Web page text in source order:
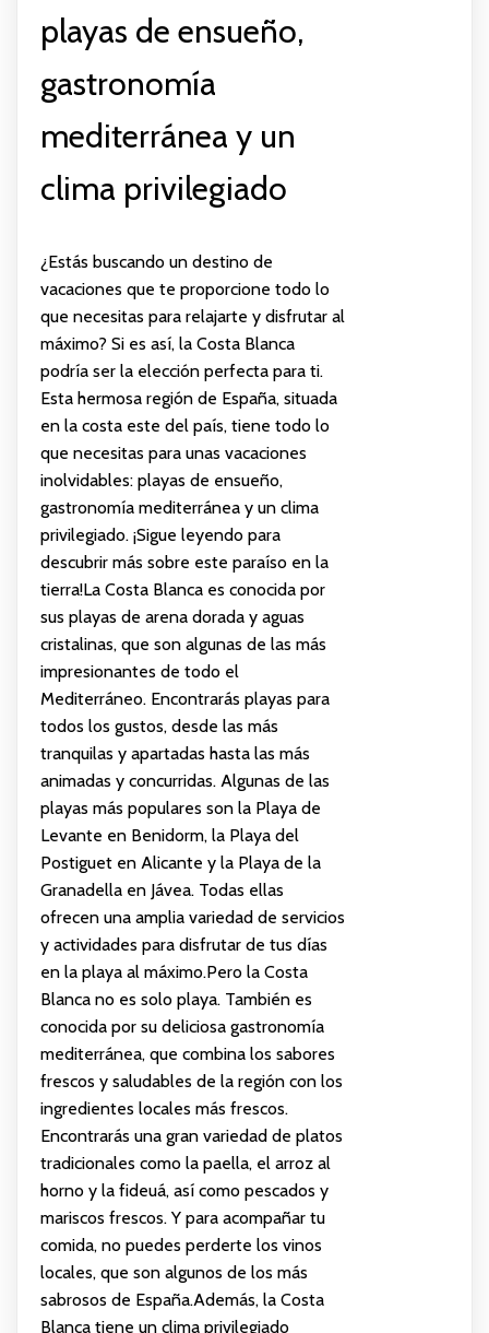
playas de ensueño,
gastronomía
mediterránea y un
clima privilegiado
¿Estás buscando un destino de
vacaciones que te proporcione todo lo
que necesitas para relajarte y disfrutar al
máximo? Si es así, la Costa Blanca
podría ser la elección perfecta para ti.
Esta hermosa región de España, situada
en la costa este del país, tiene todo lo
que necesitas para unas vacaciones
inolvidables: playas de ensueño,
gastronomía mediterránea y un clima
privilegiado. ¡Sigue leyendo para
descubrir más sobre este paraíso en la
tierra!La Costa Blanca es conocida por
sus playas de arena dorada y aguas
cristalinas, que son algunas de las más
impresionantes de todo el
Mediterráneo. Encontrarás playas para
todos los gustos, desde las más
tranquilas y apartadas hasta las más
animadas y concurridas. Algunas de las
playas más populares son la Playa de
Levante en Benidorm, la Playa del
Postiguet en Alicante y la Playa de la
Granadella en Jávea. Todas ellas
ofrecen una amplia variedad de servicios
y actividades para disfrutar de tus días
en la playa al máximo.Pero la Costa
Blanca no es solo playa. También es
conocida por su deliciosa gastronomía
mediterránea, que combina los sabores
frescos y saludables de la región con los
ingredientes locales más frescos.
Encontrarás una gran variedad de platos
tradicionales como la paella, el arroz al
horno y la fideuá, así como pescados y
mariscos frescos. Y para acompañar tu
comida, no puedes perderte los vinos
locales, que son algunos de los más
sabrosos de España.Además, la Costa
Blanca tiene un clima privilegiado